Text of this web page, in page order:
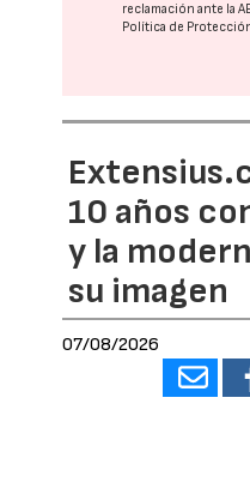
reclamación ante la
Política de
10 años
y la
su imagen
07/08/2026